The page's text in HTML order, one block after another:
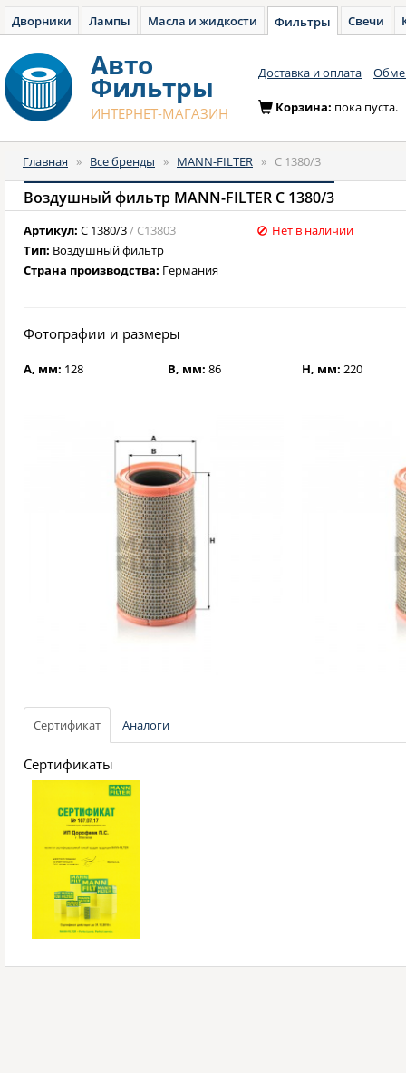
Дворники Лампы Масла и жидкости Фильтры Свечи
Авто
Фильтры
ИНТЕРНЕТ-МАГАЗИН
Доставка и оплата
Корзина: пока пуста.
Главная » Все бренды » MANN-FILTER » C 1380/3
Воздушный фильтр MANN-FILTER C 1380/3
Артикул: C 1380/3/ C13803
Тип: Воздушный фильтр
Страна производства: Германия
Нет в наличии
Фотографии и размеры
A, мм: 128 B, мм: 86 H, мм:220
Сертификат Аналоги
Сертификаты